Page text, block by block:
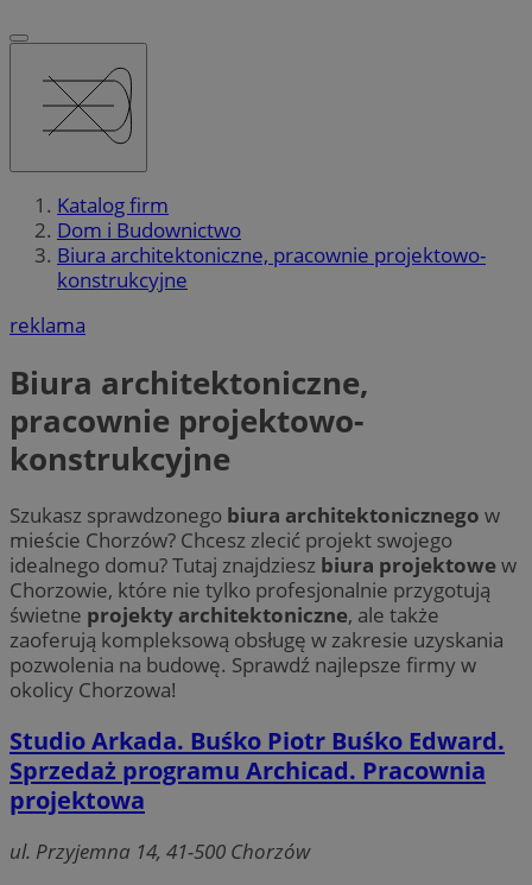
Katalog firm
Dom i Budownictwo
Biura architektoniczne, pracownie projektowo-
konstrukcyjne
reklama
Biura architektoniczne,
pracownie projektowo-
konstrukcyjne
Szukasz sprawdzonego biura architektonicznego w
mieście Chorzów? Chcesz zlecić projekt swojego
idealnego domu? Tutaj znajdziesz biura projektowew
Chorzowie, które nie tylko profesjonalnie przygotują
świetne projekty architektoniczne, ale także
zaoferują kompleksową obsługę w zakresie uzyskania
pozwolenia na budowę. Sprawdź najlepsze firmy w
okolicy Chorzowa!
Studio Arkada. Buśko Piotr Buśko Edward.
Sprzedaż programu Archicad. Pracownia
projektowa
ul. Przyjemna 14, 41-500 Chorzów